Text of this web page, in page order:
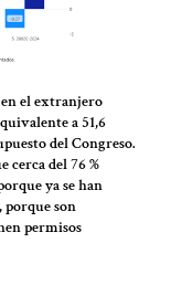
en el extranjero
a 51,6
del Congreso.
cerca del 76 %
ya se han
porque son
permisos